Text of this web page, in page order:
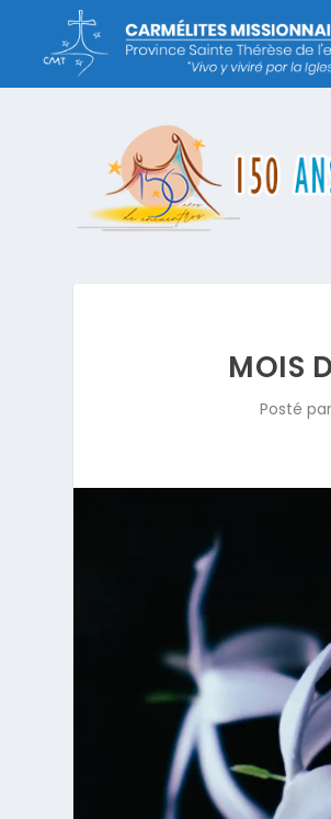
MOIS
Posté par